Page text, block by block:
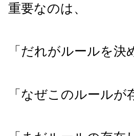
重要なのは、
「だれがルールを決
「なぜこのルールが